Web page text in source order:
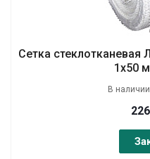
Сетка стеклотканевая
1х50
В наличии